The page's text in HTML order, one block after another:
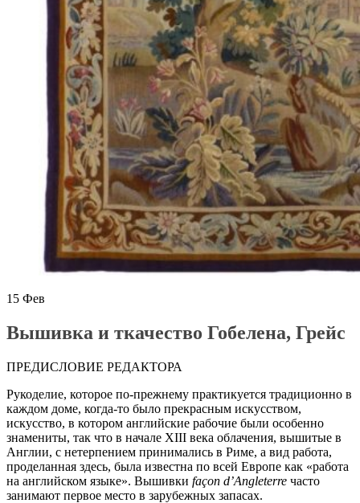
15 Фев
Вышивка и ткачество Гобелена, Грейс
ПРЕДИСЛОВИЕ РЕДАКТОРА
Рукоделие, которое по-прежнему практикуется традиционно в
каждом доме, когда-то было прекрасным искусством,
искусство, в котором английские рабочие были особенно
знамениты, так что в начале XIII века облачения, вышитые в
Англии, с нетерпением принимались в Риме, а вид работа,
проделанная здесь, была известна по всей Европе как «работа
на английском языке». Вышивки façon d’Angleterre часто
занимают первое место в зарубежных запасах.